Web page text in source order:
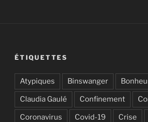
ÉTIQUETTES
Atypiques Binswanger
Claudia Gaulé Confinement
Coronavirus Covid-19 Crise